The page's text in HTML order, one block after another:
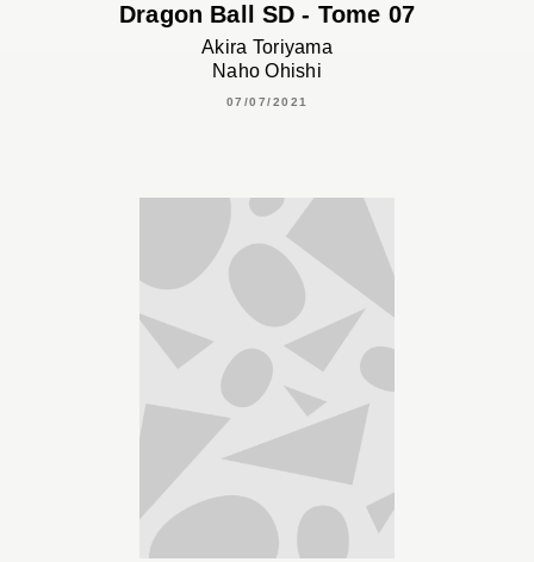
Dragon Ball SD - Tome 07
Akira Toriyama
Naho Ohishi
07/07/2021